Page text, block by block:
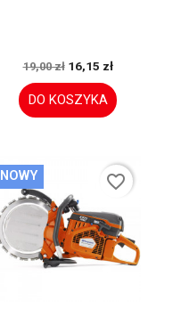
19,00 zł 16,15 zł
DO KOSZYKA
NOWY favorite_border